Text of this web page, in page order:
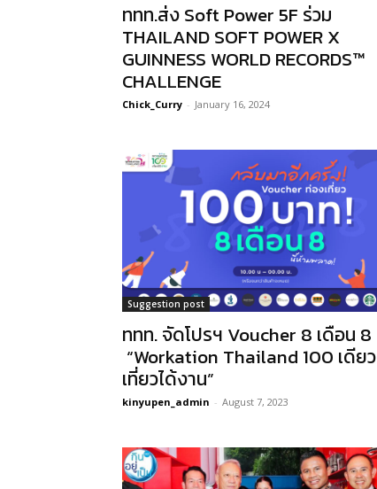
ททท.ส่ง Soft Power 5F ร่วม
THAILAND SOFT POWER X
GUINNESS WORLD RECORDS™
CHALLENGE
Chick_Curry - January 16, 2024
Suggestion post
ททท. จัดโปรฯ Voucher 8 เดือน 8
“Workation Thailand 100 เดียว
เที่ยวได้งาน”
kinyupen_admin - August 7, 2023